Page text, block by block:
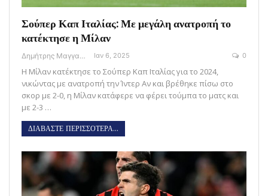
Σούπερ Καπ Ιταλίας: Με μεγάλη ανατροπή το
κατέκτησε η Μίλαν
Δημήτρης Μαγγανάρης Ιαν 6, 2025 0
Η Μίλαν κατέκτησε το Σούπερ Καπ Ιταλίας για το 2024,
νικώντας με ανατροπή την Ίντερ Αν και βρέθηκε πίσω στο
σκορ με 2-0, η Μίλαν κατάφερε να φέρει τούμπα το ματς και
με 2-3 …
ΔΙΑΒΑΣΤΕ ΠΕΡΙΣΣΟΤΕΡΑ...